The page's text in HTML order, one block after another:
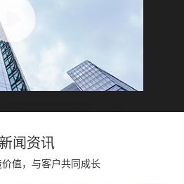
新闻资讯
值，与客户共同成长